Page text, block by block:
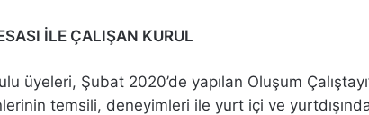
İLE ÇALIŞAN KURUL
üyeleri, Şubat 2020’de yapılan Oluşum
temsili, deneyimleri ile yurt içi ve